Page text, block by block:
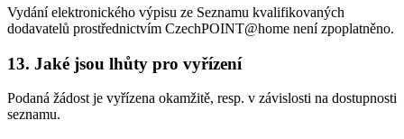
Vydání elektronického výpisu ze Seznamu kvalifikovaných
dodavatelů prostřednictvím CzechPOINT@home není zpoplatněno.
13. Jaké jsou lhůty pro vyřízení
Podaná žádost je vyřízena okamžitě, resp. v závislosti na dostupnosti
seznamu.